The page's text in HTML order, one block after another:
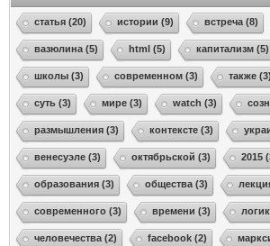
статья (20) истории (9) встреча (8)
вазюлина (5) html (5) капитализм (5)
школы (3) современном (3) также (3)
суть (3) мире (3) watch (3)
размышления (3) контексте (3)
венесуэле (3) октябрьской (3) 2015
образования (3) общества (3)
современного (3) времени (3)
человечества (2) facebook (2)